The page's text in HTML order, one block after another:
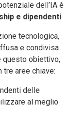
dell’IA è
e dipendenti.
tecnologica,
e condivisa
questo obiettivo,
aree chiave:
delle
al meglio